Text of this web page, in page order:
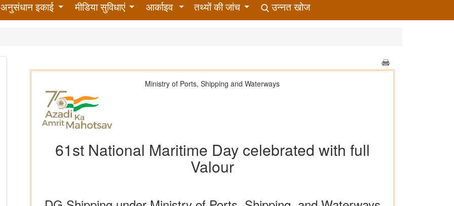
अनुसंधान इकाई मीडिया सुविधाएं आर्काइव तथ्यों की जांच उन्नत खोज